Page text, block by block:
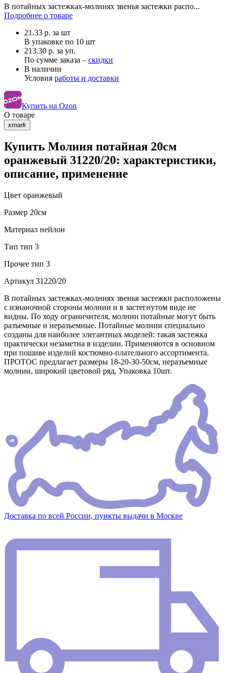
В потайных застежках-молниях звенья застежки распо...
Подробнее о товаре
21.33 р. за шт
В упаковке по 10 шт
213.30 р. за уп.
По сумме заказа – скидки
В наличии
Условия работы и доставки
Купить на Ozon
О товаре
xmark
Купить Молния потайная 20см
оранжевый 31220/20: характеристики,
описание, применение
Цвет оранжевый
Размер 20см
Материал нейлон
Тип тип 3
Прочее тип 3
Артикул 31220/20
В потайных застежках-молниях звенья застежки расположены
с изнаночной стороны молнии и в застегнутом виде не
видны. По ходу ограничителя, молнии потайные могут быть
разъемные и неразъемные. Потайные молнии специально
созданы для наиболее элегантных моделей: такая застежка
практически незаметна в изделии. Применяются в основном
при пошиве изделий костюмно-плательного ассортимента.
ПРОТОС предлагает размеры 18-20-30-50см, неразъемные
молнии, широкий цветовой ряд. Упаковка 10шт.
Доставка по всей России, пункты выдачи в Москве